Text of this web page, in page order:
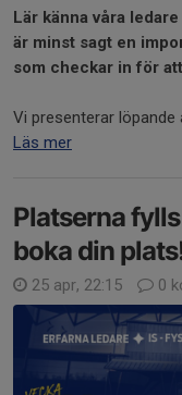
Lär känna våra
är minst sagt en
som checkar in för
Vi presenterar löpande
Läs mer
Platserna
boka din
25 apr, 22:15 0